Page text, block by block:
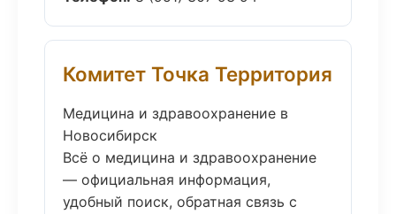
Комитет Точка Территория
Медицина и здравоохранение в
Новосибирск
Всё о медицина и здравоохранение
— официальная информация,
удобный поиск, обратная связь с